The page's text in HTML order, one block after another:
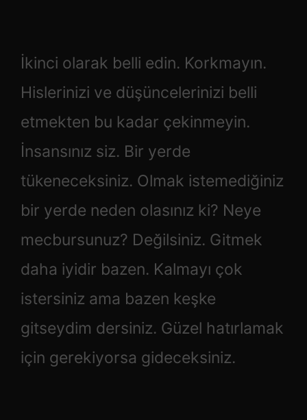
İkinci olarak belli edin. Korkmayın.
Hislerinizi ve düşüncelerinizi belli
etmekten bu kadar çekinmeyin.
İnsansınız siz. Bir yerde
tükeneceksiniz. Olmak istemediğiniz
bir yerde neden olasınız ki? Neye
mecbursunuz? Değilsiniz. Gitmek
daha iyidir bazen. Kalmayı çok
istersiniz ama bazen keşke
gitseydim dersiniz. Güzel hatırlamak
için gerekiyorsa gideceksiniz.